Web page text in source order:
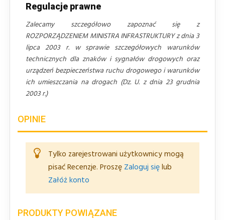
Regulacje prawne
Zalecamy szczegółowo zapoznać się z
ROZPORZĄDZENIEM MINISTRA INFRASTRUKTURY z dnia 3
lipca 2003 r. w sprawie szczegółowych warunków
technicznych dla znaków i sygnałów drogowych oraz
urządzeń bezpieczeństwa ruchu drogowego i warunków
ich umieszczania na drogach (Dz. U. z dnia 23 grudnia
2003 r.)
OPINIE
Tylko zarejestrowani użytkownicy mogą
pisać Recenzje. Proszę Zaloguj sięlub
Załóż konto
PRODUKTY POWIĄZANE